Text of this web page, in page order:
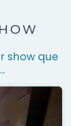
show que